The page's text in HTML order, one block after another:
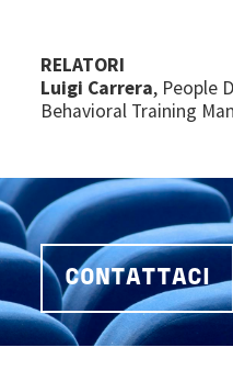
RELATORI
Luigi Carrera, People
Behavioral Training
CONTATTACI